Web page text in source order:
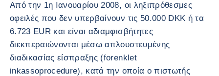
Από την 1η Ιανουαρίου 2008, οι ληξιπρόθεσμες
οφειλές που δεν υπερβαίνουν τις 50.000 DKK ή τα
6.723 EUR και είναι αδιαμφισβήτητες
διεκπεραιώνονται μέσω απλουστευμένης
διαδικασίας είσπραξης (forenklet
inkassoprocedure), κατά την οποία ο πιστωτής